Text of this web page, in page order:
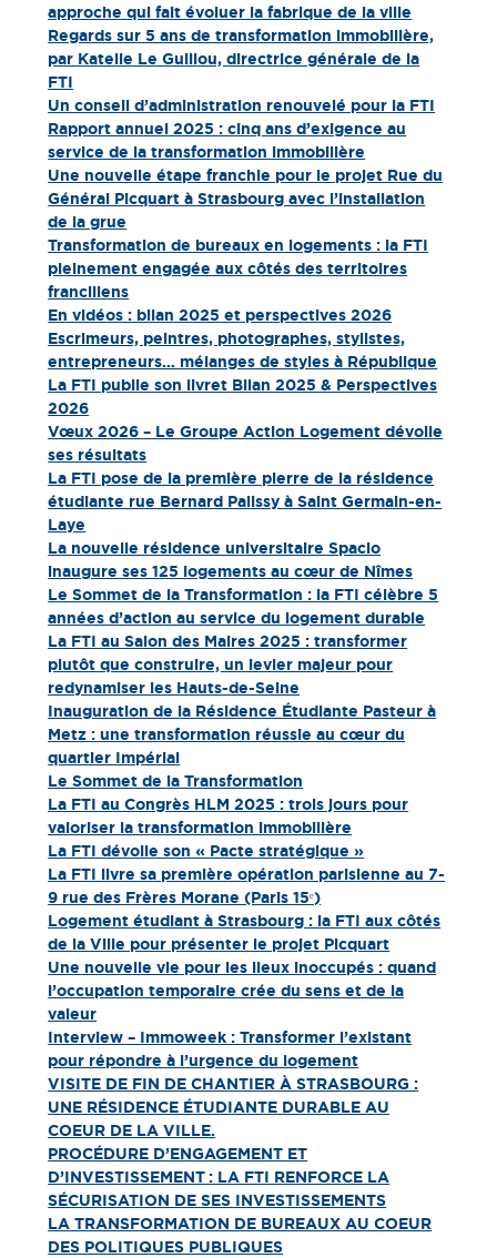
approche qui fait évoluer la fabrique de la ville
Regards sur 5 ans de transformation immobilière,
par Katelle Le Guillou, directrice générale de la
FTI
Un conseil d’administration renouvelé pour la FTI
Rapport annuel 2025 : cinq ans d’exigence au
service de la transformation immobilière
Une nouvelle étape franchie pour le projet Rue du
Général Picquart à Strasbourg avec l’installation
de la grue
Transformation de bureaux en logements : la FTI
pleinement engagée aux côtés des territoires
franciliens
En vidéos : bilan 2025 et perspectives 2026
Escrimeurs, peintres, photographes, stylistes,
entrepreneurs… mélanges de styles à République
La FTI publie son livret Bilan 2025 & Perspectives
2026
Vœux 2026 – Le Groupe Action Logement dévoile
ses résultats
La FTI pose de la première pierre de la résidence
étudiante rue Bernard Palissy à Saint Germain-en-
Laye
La nouvelle résidence universitaire Spacio
inaugure ses 125 logements au cœur de Nîmes
Le Sommet de la Transformation : la FTI célèbre 5
années d’action au service du logement durable
La FTI au Salon des Maires 2025 : transformer
plutôt que construire, un levier majeur pour
redynamiser les Hauts-de-Seine
Inauguration de la Résidence Étudiante Pasteur à
Metz : une transformation réussie au cœur du
quartier Impérial
Le Sommet de la Transformation
La FTI au Congrès HLM 2025 : trois jours pour
valoriser la transformation immobilière
La FTI dévoile son « Pacte stratégique »
La FTI livre sa première opération parisienne au 7-
9 rue des Frères Morane (Paris 15ᵉ)
Logement étudiant à Strasbourg : la FTI aux côtés
de la Ville pour présenter le projet Picquart
Une nouvelle vie pour les lieux inoccupés : quand
l’occupation temporaire crée du sens et de la
valeur
Interview – Immoweek : Transformer l’existant
pour répondre à l’urgence du logement
VISITE DE FIN DE CHANTIER À STRASBOURG :
UNE RÉSIDENCE ÉTUDIANTE DURABLE AU
COEUR DE LA VILLE.
PROCÉDURE D’ENGAGEMENT ET
D’INVESTISSEMENT : LA FTI RENFORCE LA
SÉCURISATION DE SES INVESTISSEMENTS
LA TRANSFORMATION DE BUREAUX AU COEUR
DES POLITIQUES PUBLIQUES